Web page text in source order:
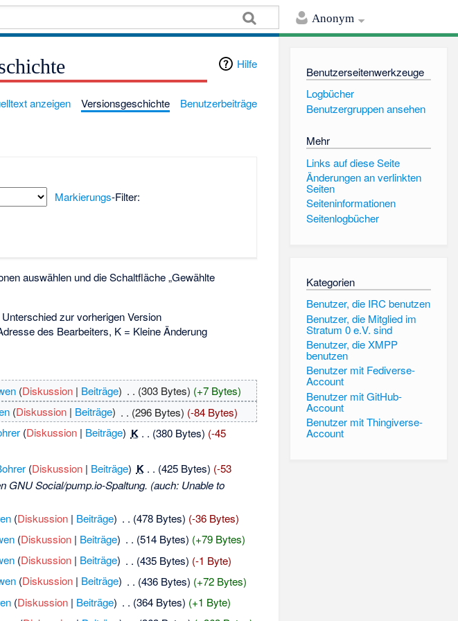
Anonym
Benutzerseitenwerkzeuge
Logbücher
Benutzergruppen ansehen
Mehr
Links auf diese Seite
Änderungen an verlinkten
Seiten
Seiten­informationen
Seitenlogbücher
Kategorien
Benutzer, die IRC benutzen
Benutzer, die Mitglied im
Stratum 0 e.V. sind
Benutzer, die XMPP
benutzen
Benutzer mit Fediverse-
Account
Benutzer mit GitHub-
Account
Benutzer mit Thingiverse-
Account
Hilfe
anzeigen Versionsgeschichte Benutzerbeiträge
Markierungs-Filter:
auswählen und die Schaltfläche „Gewählte
zur vorherigen Version
des Bearbeiters, K = Kleine Änderung
(Diskussion| Beiträge) . . (303 Bytes) (+7 Bytes)
(Diskussion| Beiträge) . . (296 Bytes) (-84 Bytes)
(Diskussion| Beiträge) K . . (380 Bytes) (-45
(Diskussion| Beiträge) K . . (425 Bytes) (-53
GNU Social/pump.io-Spaltung. (auch: Unable to
(Diskussion| Beiträge) . . (478 Bytes) (-36 Bytes)
(Diskussion| Beiträge) . . (514 Bytes) (+79 Bytes)
(Diskussion| Beiträge) . . (435 Bytes) (-1 Byte)
(Diskussion| Beiträge) . . (436 Bytes) (+72 Bytes)
(Diskussion| Beiträge) . . (364 Bytes) (+1 Byte)